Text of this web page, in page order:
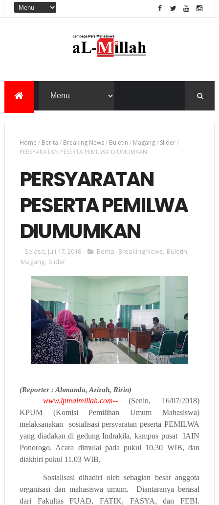
Home / Berita / Breaking News/ Buletin / Magang/ Slider/
PERSYARATAN PESERTA PEMILWA DIUMUMKAN
PERSYARATAN
PESERTA PEMILWA
DIUMUMKAN
Selasa, Juli 17, 2018 Berita, Breaking News, Buletin,
Magang, Slider
(Reporter : Ahmanda, Azizah, Ririn)
www.lpmalmillah.com--(Senin, 16/07/2018)
KPUM (Komisi Pemilihan Umum Mahasiswa)
melaksanakan
sosialisasi persyaratan peserta PEMILWA
yang diadakan di gedung Indrakila, kampus pusat
IAIN
Ponorogo. Acara dimulai pada pukul 10.30 WIB, dan
diakhiri pukul 11.03 WIB.
Sosialisasi dihadiri oleh sebagian besar anggota
organisasi dan mahasiswa umum.
Diantaranya berasal
dari Fakultas FUAD, FATIK, FASYA, dan FEBI.